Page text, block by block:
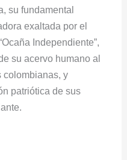
su fundamental
exaltada por el
Independiente”,
su acervo humano al
colombianas, y
patriótica de sus